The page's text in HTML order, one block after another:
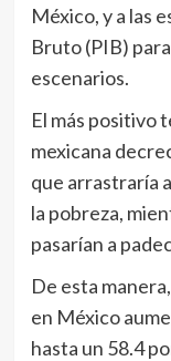
México, y a las
Bruto (PIB)
escenarios.
El más positivo
mexicana
que arrastraría
la pobreza,
pasarían a
De esta
en México
hasta un 58.4